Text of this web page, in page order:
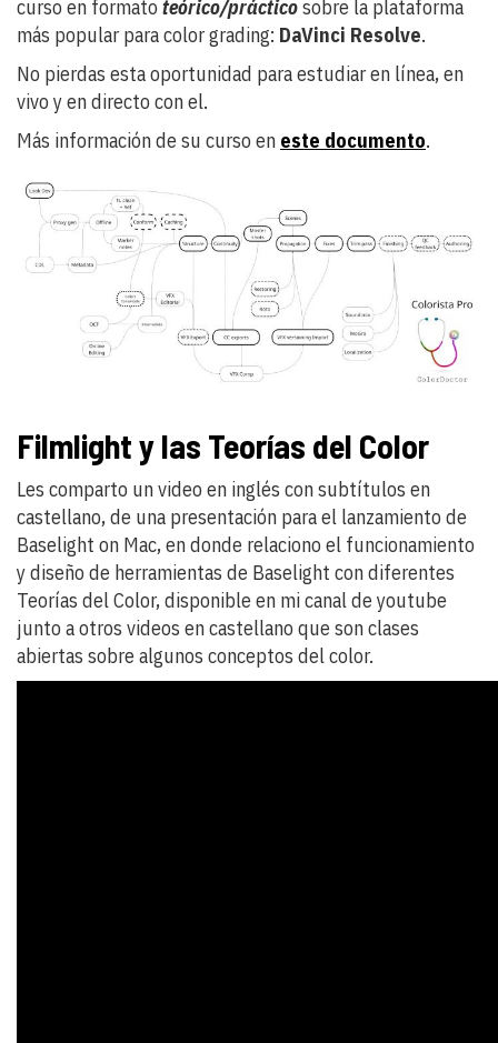
curso en formato teórico/prácticosobre la plataforma
más popular para color grading: DaVinci Resolve.
No pierdas esta oportunidad para estudiar en línea, en
vivo y en directo con el.
Más información de su curso en este documento.
Filmlight y las Teorías del Color
Les comparto un video en inglés con subtítulos en
castellano, de una presentación para el lanzamiento de
Baselight on Mac, en donde relaciono el funcionamiento
y diseño de herramientas de Baselight con diferentes
Teorías del Color, disponible en mi canal de youtube
junto a otros videos en castellano que son clases
abiertas sobre algunos conceptos del color.